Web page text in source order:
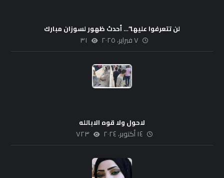
لن تتعرفوا عليها”… أحدث ظهور لسوزان مبارك
٧ فبراير، ٢٠٢٥ ٣١
لاحول ولا قوه الابالله
١٤ أكتوبر، ٢٠٢٤ ٧٢٣